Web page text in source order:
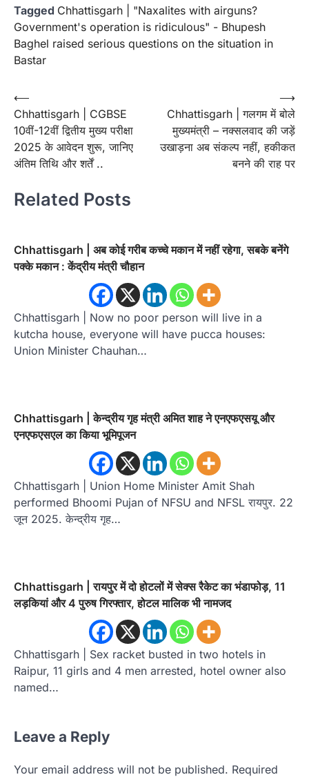
Tagged Chhattisgarh | "Naxalites with airguns?
Government's operation is ridiculous" - Bhupesh
Baghel raised serious questions on the situation in
Bastar
Post
navigation
⟵
Chhattisgarh | CGBSE
10वीं-12वीं द्वितीय मुख्य परीक्षा
2025 के आवेदन शुरू, जानिए
अंतिम तिथि और शर्तें ..
Chhattisgarh | गलगम में बोले
मुख्यमंत्री – नक्सलवाद की जड़ें
उखाड़ना अब संकल्प नहीं, हकीकत
बनने की राह पर
⟶
Related Posts
Chhattisgarh | अब कोई गरीब कच्चे मकान में नहीं रहेगा, सबके बनेंगे
पक्के मकान : केंद्रीय मंत्री चौहान
Chhattisgarh | Now no poor person will live in a
kutcha house, everyone will have pucca houses:
Union Minister Chauhan…
Chhattisgarh | केन्द्रीय गृह मंत्री अमित शाह ने एनएफएसयू और
एनएफएसएल का किया भूमिपूजन
Chhattisgarh | Union Home Minister Amit Shah
performed Bhoomi Pujan of NFSU and NFSL रायपुर. 22
जून 2025. केन्द्रीय गृह…
Chhattisgarh | रायपुर में दो होटलों में सेक्स रैकेट का भंडाफोड़, 11
लड़कियां और 4 पुरुष गिरफ्तार, होटल मालिक भी नामजद
Chhattisgarh | Sex racket busted in two hotels in
Raipur, 11 girls and 4 men arrested, hotel owner also
named…
Leave a Reply
Your email address will not be published. Required